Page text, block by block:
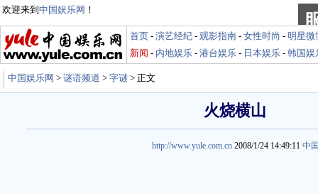
欢迎来到 中国娱乐网 ！
首页 - 演艺经纪 - 观影指南 - 女性时尚 - 明星微
新闻 - 内地娱乐 - 港台娱乐 - 日本娱乐 - 韩国娱
中国娱乐网 > 谜语频道 > 字谜 > 正文
火烧横山
http://www.yule.com.cn 2008/1/24 14:49:11 中